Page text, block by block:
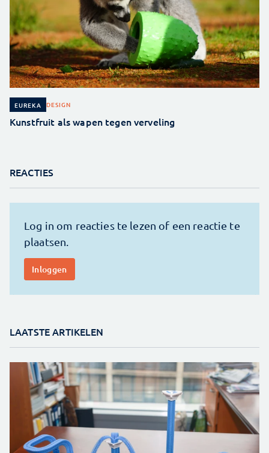
EUREKA DESIGN
Kunstfruit als wapen tegen verveling
REACTIES
LAATSTE ARTIKELEN